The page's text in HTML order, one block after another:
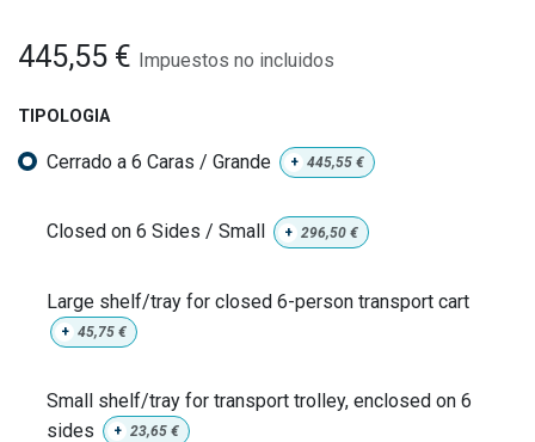
445,55 € Impuestos no incluidos
TIPOLOGIA
Cerrado a 6 Caras / Grande + 445,55 €
Closed on 6 Sides / Small + 296,50 €
Large shelf/tray for closed 6-person transport cart
+ 45,75 €
Small shelf/tray for transport trolley, enclosed on 6
sides
+ 23,65 €